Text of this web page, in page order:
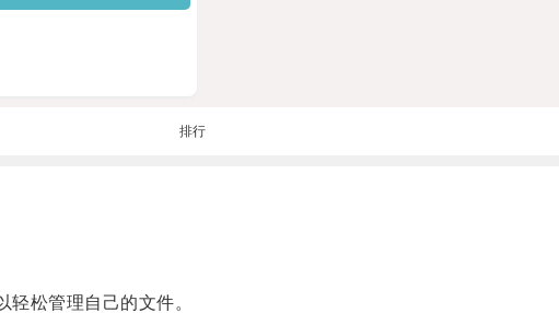
排行
松管理自己的文件。